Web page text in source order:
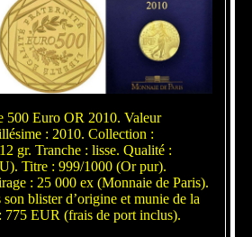
500 Euro OR 2010. Valeur
: 2010. Collection :
gr. Tranche : lisse. Qualité :
Titre : 999/1000 (Or pur).
: 25 000 ex (Monnaie de Paris).
blister d’origine et munie de la
775 EUR (frais de port inclus).